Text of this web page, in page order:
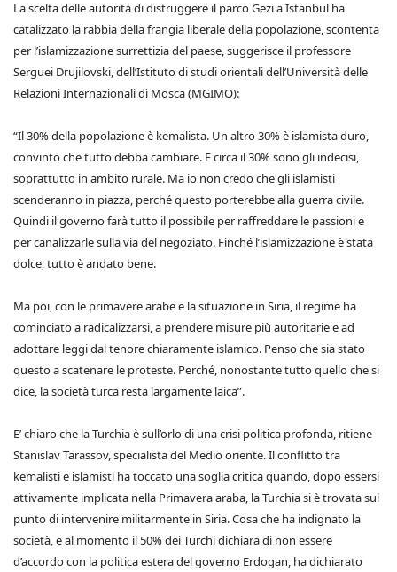
La scelta delle autorità di distruggere il parco Gezi a Istanbul ha
catalizzato la rabbia della frangia liberale della popolazione, scontenta
per l’islamizzazione surrettizia del paese, suggerisce il professore
Serguei Drujilovski, dell’Istituto di studi orientali dell’Università delle
Relazioni Internazionali di Mosca (MGIMO):
“Il 30% della popolazione è kemalista. Un altro 30% è islamista duro,
convinto che tutto debba cambiare. E circa il 30% sono gli indecisi,
soprattutto in ambito rurale. Ma io non credo che gli islamisti
scenderanno in piazza, perché questo porterebbe alla guerra civile.
Quindi il governo farà tutto il possibile per raffreddare le passioni e
per canalizzarle sulla via del negoziato. Finché l’islamizzazione è stata
dolce, tutto è andato bene.
Ma poi, con le primavere arabe e la situazione in Siria, il regime ha
cominciato a radicalizzarsi, a prendere misure più autoritarie e ad
adottare leggi dal tenore chiaramente islamico. Penso che sia stato
questo a scatenare le proteste. Perché, nonostante tutto quello che si
dice, la società turca resta largamente laica”.
E’ chiaro che la Turchia è sull’orlo di una crisi politica profonda, ritiene
Stanislav Tarassov, specialista del Medio oriente. Il conflitto tra
kemalisti e islamisti ha toccato una soglia critica quando, dopo essersi
attivamente implicata nella Primavera araba, la Turchia si è trovata sul
punto di intervenire militarmente in Siria. Cosa che ha indignato la
società, e al momento il 50% dei Turchi dichiara di non essere
d’accordo con la politica estera del governo Erdogan, ha dichiarato